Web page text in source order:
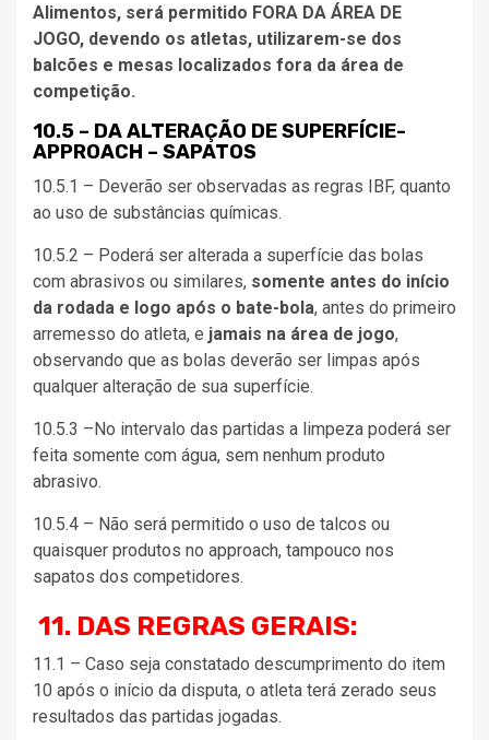
Alimentos, será permitido FORA DA ÁREA DE
JOGO, devendo os atletas, utilizarem-se dos
balcões e mesas localizados fora da área de
competição.
10.5 – DA ALTERAÇÃO DE SUPERFÍCIE-
APPROACH – SAPATOS
10.5.1 – Deverão ser observadas as regras IBF, quanto
ao uso de substâncias químicas.
10.5.2 – Poderá ser alterada a superfície das bolas
com abrasivos ou similares, somente antes do início
da rodada e logo após o bate-bola, antes do primeiro
arremesso do atleta, e jamais na área de jogo,
observando que as bolas deverão ser limpas após
qualquer alteração de sua superfície.
10.5.3 –No intervalo das partidas a limpeza poderá ser
feita somente com água, sem nenhum produto
abrasivo.
10.5.4 – Não será permitido o uso de talcos ou
quaisquer produtos no approach, tampouco nos
sapatos dos competidores.
11. DAS REGRAS GERAIS:
11.1 – Caso seja constatado descumprimento do item
10 após o início da disputa, o atleta terá zerado seus
resultados das partidas jogadas.